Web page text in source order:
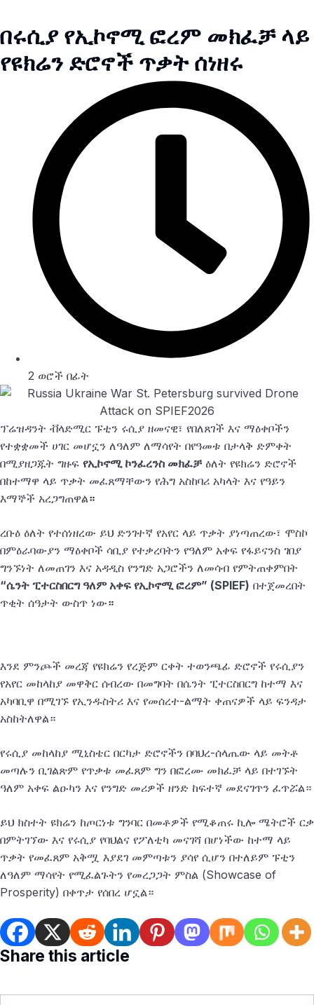
በሩሲያ የኢኮኖሚ ፎረም መክፈቻ ላይ
የዩክሬን ድሮኖች ጥቃት ሰነዘሩ
2 ወሮች በፊት
ፕሬዝዳንት ቭላድሚር ፑቲን ሩሲያ ዘመናዊ፣ የበለጸገች እና ማዕቀቦችን
የተቋቋመች ሀገር መሆኗን ለዓለም ለማሳየት በየዓመቱ በታላቅ ድምቀት
በሚያዘጋጁት ግዙፍ የኢኮኖሚ ኮንፈረንስ መክፈቻዕለት የዩክሬን ድሮኖች
በከተማዋ ላይ ጥቃት መፈጸማቸውን የሕግ አስከባሪ አካላት እና የዓይን
እማኞች አረጋግጠዋል።
ረቡዕ ዕለት የተሰነዘረው ይህ ድንገተኛ የአየር ላይ ጥቃት ያነጣጠረው፣ ሞስኮ
በምዕራባውያን ማዕቀቦች ሳቢያ የተቃረባትን የዓለም አቀፍ የፋይናንስ ገበያ
ግንኙነት ለመጠገን እና አዳዲስ የንግድ አጋሮችን ለመሳብ የምትጠቀምበት
“ሴንት ፒተርስበርግ ዓለም አቀፍ የኢኮኖሚ ፎረም” (SPIEF) በተጀመረበት
ጥቂት ሰዓታት ውስጥ ነው።
እንደ ምንጮች መረጃ የዩክሬን የረጅም ርቀት ተወንጫፊ ድሮኖች የሩሲያን
የአየር መከላከያ መዋቅር ሰብረው በመግባት በሴንት ፒተርስበርግ ከተማ እና
አካባቢዋ በሚገኙ የኢንዱስትሪ እና የመሰረተ-ልማት ቀጠናዎች ላይ ፍንዳታ
አስከትለዋል።
የሩሲያ መከላከያ ሚኒስቴር በርካታ ድሮኖችን በባህረ-ሰላጤው ላይ መትቶ
መጣሉን ቢገልጽም የጥቃቱ መፈጸም ግን በፎረሙ መክፈቻ ላይ በተገኙት
ዓለም አቀፍ ልዑካን እና የንግድ መሪዎች ዘንድ ከፍተኛ መደናገጥን ፈጥሯል።
ይህ ክስተት ዩክሬን ከጦርነቱ ግንባር በመቶዎች የሚቆጠሩ ኪሎ ሜትሮች ርቃ
በምትገኘው እና የሩሲያ የባህልና የፖለቲካ መናገሻ በሆነችው ከተማ ላይ
ጥቃት የመፈጸም አቅሟ እያደገ መምጣቱን ያሳየ ሲሆን በተለይም ፑቲን
ለዓለም ማሳየት የሚፈልጉትን የመረጋጋት ምስል (Showcase of
Prosperity) በቀጥታ የሰበረ ሆኗል።
Share this article